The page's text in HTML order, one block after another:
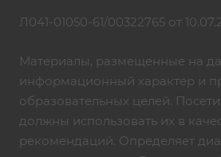
Л041-01050-61/00322765 от
Материалы, размещенные на
информационный характер и
образовательных целей.
должны использовать их в
рекомендаций. Определяет